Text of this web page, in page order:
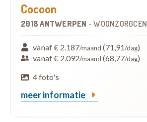
Cocoon
2018 ANTWERPEN -
vanaf € 2.187/maand (71,91/dag)
vanaf € 2.092/maand (68,77/dag)
4 foto's
meer informatie